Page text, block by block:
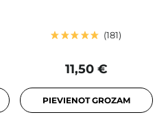
181
11,50 €
PIEVIENOT GROZAM